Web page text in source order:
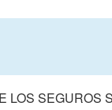
LOS SEGUROS